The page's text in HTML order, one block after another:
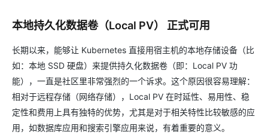
本地持久化数据卷（Local PV） 正式可用
长期以来，能够让 Kubernetes 直接用宿主机的本地存储设备（比
如：本地 SSD 硬盘）来提供持久化数据卷（即：Local PV 功
能），一直是社区里非常强烈的一个诉求。这个原因很容易理解：
相对于远程存储（网络存储），Local PV 在时延性、易用性、稳
定性和费用上具有独特的优势，尤其是对于相关特性比较敏感的应
用，如数据库应用和搜索引擎应用来说，有着重要的意义。